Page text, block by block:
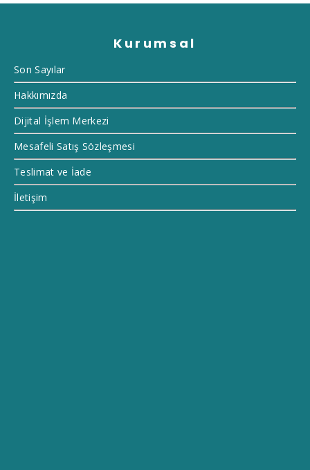
Kurumsal
Son Sayılar
Hakkımızda
Dijital İşlem Merkezi
Mesafeli Satış Sözleşmesi
Teslimat ve İade
İletişim